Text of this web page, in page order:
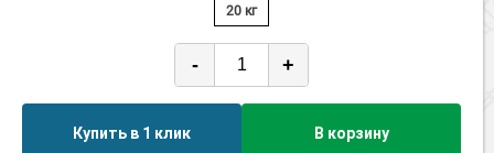
20 кг
- +
Купить в 1 клик В корзину